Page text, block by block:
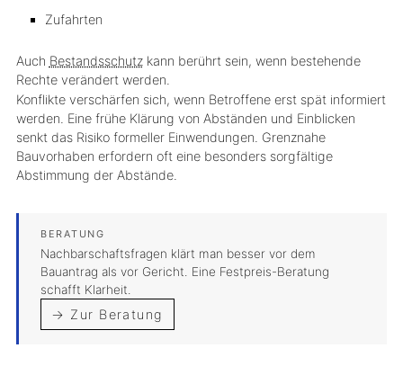
Zufahrten
Auch Bestandsschutzkann berührt sein, wenn bestehende
Rechte verändert werden.
Konflikte verschärfen sich, wenn Betroffene erst spät informiert
werden. Eine frühe Klärung von Abständen und Einblicken
senkt das Risiko formeller Einwendungen. Grenznahe
Bauvorhaben erfordern oft eine besonders sorgfältige
Abstimmung der Abstände.
Nachbarschaftsfragen klärt man besser vor dem
Bauantrag als vor Gericht. Eine Festpreis-Beratung
schafft Klarheit.
→ Zur Beratung